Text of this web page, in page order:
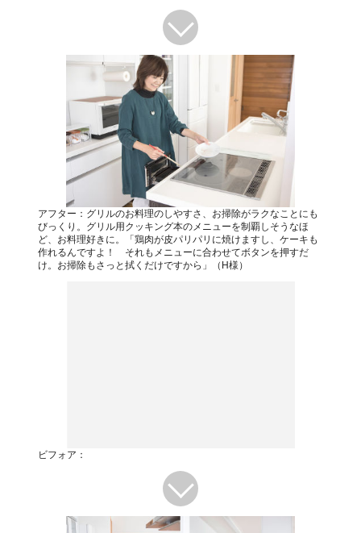
アフター：グリルのお料理のしやすさ、お掃除がラクなことにも
びっくり。グリル用クッキング本のメニューを制覇しそうなほ
ど、お料理好きに。「鶏肉が皮パリパリに焼けますし、ケーキも
作れるんですよ！ それもメニューに合わせてボタンを押すだ
け。お掃除もさっと拭くだけですから」（H様）
ビフォア：